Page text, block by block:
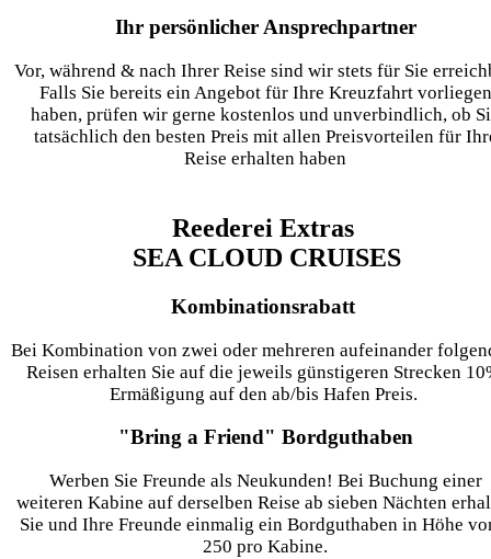
Ihr persönlicher Ansprechpartner
Vor, während & nach Ihrer Reise sind wir stets für Sie
Falls Sie bereits ein Angebot für Ihre Kreuzfahrt vorliegen
haben, prüfen wir gerne kostenlos und unverbindlich, ob
tatsächlich den besten Preis mit allen Preisvorteilen für
Reise erhalten haben
Reederei Extras
SEA CLOUD CRUISES
Kombinationsrabatt
Bei Kombination von zwei oder mehreren aufeinander
Reisen erhalten Sie auf die jeweils günstigeren Strecken
Ermäßigung auf den ab/bis Hafen Preis.
"Bring a Friend" Bordguthaben
Werben Sie Freunde als Neukunden! Bei Buchung einer
weiteren Kabine auf derselben Reise ab sieben Nächten
Sie und Ihre Freunde einmalig ein Bordguthaben in Höhe
250 pro Kabine.